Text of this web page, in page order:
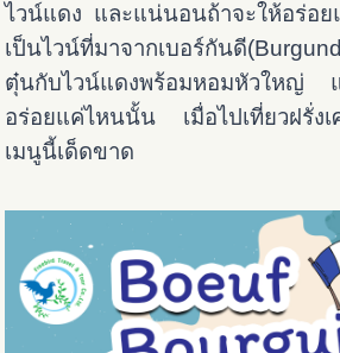
ไวน์แดง และแน่นอนถ้าจะให้อร่อย
เป็นไวน์ที่มาจากเบอร์กันดี
ตุ๋นกับไวน์แดงพร้อมหอมหัวใหญ่
อร่อยแค่ไหนนั้น เมื่อไปเที่ยวฝรั่งเ
เมนูนี้เด็ดขาด